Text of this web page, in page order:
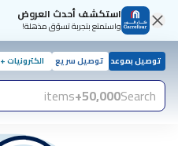
استكشف أحدث العروض
واستمتع بتجربة تسوّق مذهلة!
توصيل بموعد توصيل سريع الكترونيات +
Search
50,000+
items